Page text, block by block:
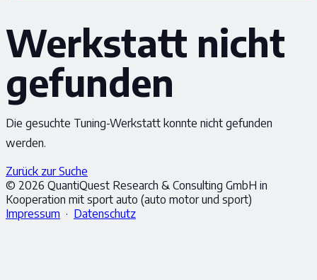
Werkstatt nicht
gefunden
Die gesuchte Tuning-Werkstatt konnte nicht gefunden
werden.
Zurück zur Suche
© 2026 QuantiQuest Research & Consulting GmbH in
Kooperation mit sport auto (auto motor und sport)
Impressum · Datenschutz